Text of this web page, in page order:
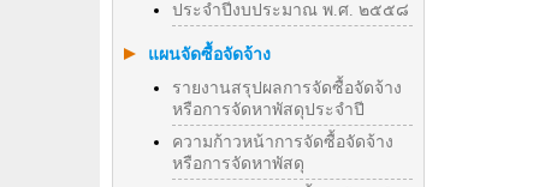
ประจำปีงบประมาณ พ.ศ. ๒๕๕๘
แผนจัดซื้อจัดจ้าง
รายงานสรุปผลการจัดซื้อจัดจ้าง
หรือการจัดหาพัสดุประจำปี
ความก้าวหน้าการจัดซื้อจัดจ้าง
หรือการจัดหาพัสดุ